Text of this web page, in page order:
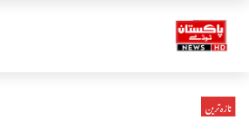
تازہ ترین